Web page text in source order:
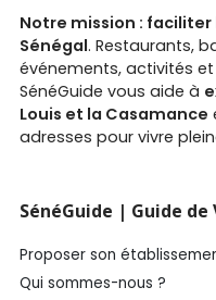
Notre mission :
Sénégal. Restaurants,
événements, activités
SénéGuide vous aide à
Louis et la Casamance
adresses pour vivre
SénéGuide | Guide de
Proposer son
Qui sommes-nous ?